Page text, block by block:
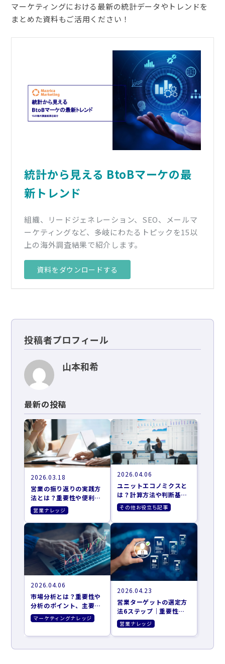
マーケティングにおける最新の統計データやトレンドを
まとめた資料もご活用ください！
統計から見える BtoBマーケの最
新トレンド
組織、リードジェネレーション、SEO、メールマ
ーケティングなど、多岐にわたるトピックを15以
上の海外調査結果で紹介します。
資料をダウンロードする
投稿者プロフィール
山本和希
最新の投稿
2026.03.18
営業の振り返りの実践方
法とは？重要性や便利な
フレームワークも解説
営業ナレッジ
2026.04.06
ユニットエコノミクスと
は？計算方法や判断基
準、改善施策まで解説
その他お役立ち記事
2026.04.06
市場分析とは？重要性や
分析のポイント、主要な
フレームワークを紹介
マーケティングナレッジ
2026.04.23
営業ターゲットの選定方
法6ステップ｜重要性や
おすすめのツールも紹介
営業ナレッジ